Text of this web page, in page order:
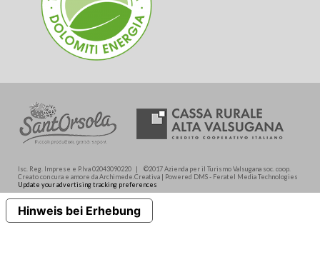
Isc. Reg. Imprese e P.Iva 02043090220 | ©2017 Azienda per il Turismo Valsugana soc. coop.
Creato con cura e amore da Archimede.Creativa | Powered DMS - Feratel Media Technologies
Update your advertising tracking preferences
Hinweis bei Erhebung